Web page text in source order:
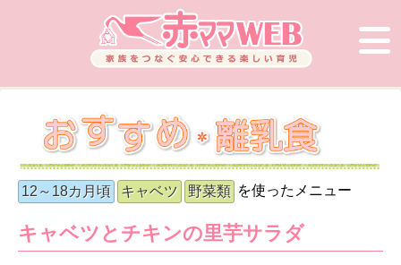
12～18カ月頃 キャベツ 野菜類 を使ったメニュー
キャベツとチキンの里芋サラダ